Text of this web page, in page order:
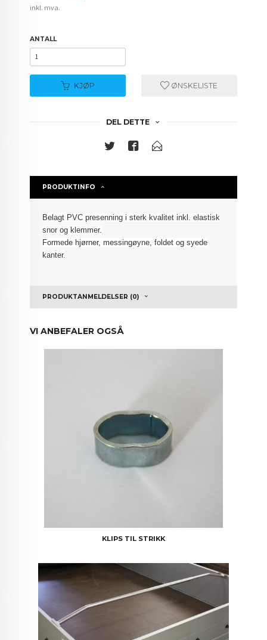
inkl. mva.
ANTALL
KJØP ØNSKELISTE
DEL DETTE
PRODUKTINFO
Belagt PVC presenning i sterk kvalitet inkl.elastisk
snor og klemmer.
Formede hjørner, messingøyne, foldet og syede
kanter.
PRODUKTANMELDELSER (0)
VI ANBEFALER OGSÅ
KLIPS TIL STRIKK